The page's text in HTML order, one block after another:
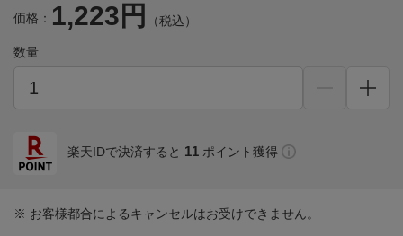
価格： 1,223円 （税込）
数量
楽天IDで決済すると 11 ポイント獲得
※ お客様都合によるキャンセルはお受けできません。